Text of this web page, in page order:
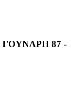
ΓΟΥΝΑΡΗ 87 -